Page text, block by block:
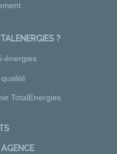
?
énergies
TotalEnergies